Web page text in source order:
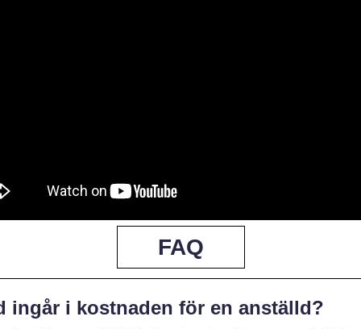
FAQ
ingår i kostnaden för en anställd?